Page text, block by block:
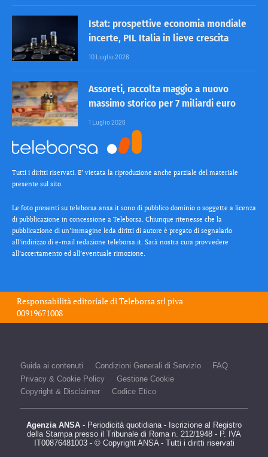
Istat: prospettive economia mondiale
incerte, PIL Italia in lieve crescita
10 Luglio 2026
Assoreti, raccolta maggio a nuovo
massimo storico per 7 miliardi euro
1 Luglio 2026
Tutti i diritti riservati. E’ vietata la riproduzione anche parziale del materiale
presente sul sito.
Le foto presenti su teleborsa.ansa.it sono di pubblico dominio o soggette a licenza
di pubblicazione in concessione a Teleborsa. Chiunque ritenesse che la
pubblicazione di un’immagine leda diritti di autore è pregato di segnalarlo
all’indirizzo di e-mail redazione teleborsa.it. Sarà nostra cura provvedere
all’accertamento ed all’eventuale rimozione.
Responsabilità editoriale diTeleborsa srlpiva
00919671008
Guida ai contenuti Condizioni Generali di Servizio
FAQ
Privacy & Cookie Policy
Gestione Cookie
Copyright & Disclaimer
Codice Etico
Agenzia ANSA - Periodicità quotidiana - Iscrizione al Registro
della Stampa presso il Tribunale di Roma n. 212/1948 - P. IVA
IT00876481003 - © Copyright ANSA - Tutti i diritti riservati